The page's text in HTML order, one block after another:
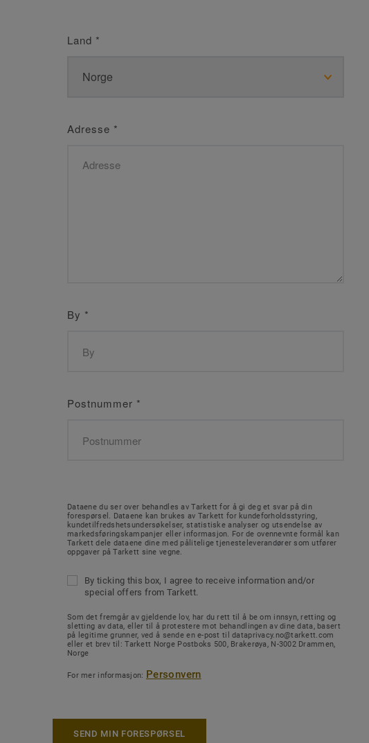
Land *
Adresse *
By *
Postnummer *
Dataene du ser over behandles av Tarkett for å gi deg et svar på din
forespørsel. Dataene kan brukes av Tarkett for kundeforholdsstyring,
kundetilfredshetsundersøkelser, statistiske analyser og utsendelse av
markedsføringskampanjer eller informasjon. For de ovennevnte formål kan
Tarkett dele dataene dine med pålitelige tjenesteleverandører som utfører
oppgaver på Tarkett sine vegne.
By ticking this box, I agree to receive information and/or
special offers from Tarkett.
Som det fremgår av gjeldende lov, har du rett til å be om innsyn, retting og
sletting av data, eller til å protestere mot behandlingen av dine data, basert
på legitime grunner, ved å sende en e-post til dataprivacy.no@tarkett.com
eller et brev til: Tarkett Norge Postboks 500, Brakerøya, N-3002 Drammen,
Norge
For mer informasjon: Personvern
SEND MIN FORESPØRSEL